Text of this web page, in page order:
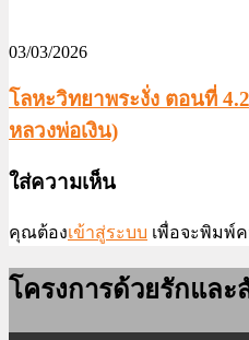
03/03/2026
โลหะวิทยาพระงั่ง ตอนที่
หลวงพ่อเงิน)
ใส่ความเห็น
คุณต้องเข้าสู่ระบบ เพื่อจะพิมพ์
โครงการด้วยรักและ